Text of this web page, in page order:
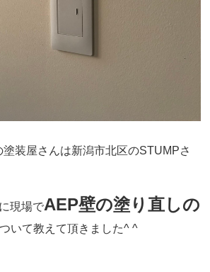
塗装屋さんは新潟市北区のSTUMPさ
現場でAEP壁の塗り直しの
いて教えて頂きました^ ^